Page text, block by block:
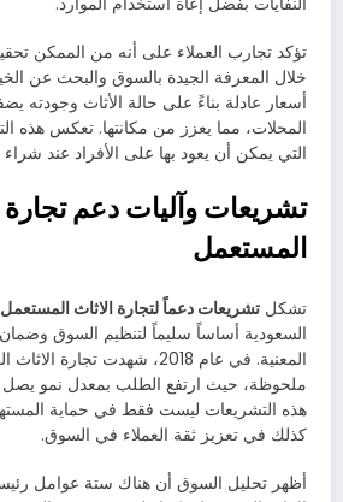
تؤكد تجارب العملاء على أنه من الممكن
خلال المعرفة الجيدة بالسوق والبحث عن
أسعار عادلة بناءً على حالة الأثاث وجودته
المحلات، مما يعزز من مكانتها. تعكس هذه
التي يمكن أن يعود بها على الأفراد عند شراء
تشريعات وآليات دعم تجارة
المستعمل
تشكل تشريعات دعماً لتجارة الاثاث المستعمل
السعودية أساساً سليماً لتنظيم السوق
المعنية. في عام 2018، شهدت تجارة
هذه التشريعات ليست فقط في حماية
كذلك في تعزيز ثقة العملاء في السوق.
أظهر تحليل السوق أن هناك ستة عوامل